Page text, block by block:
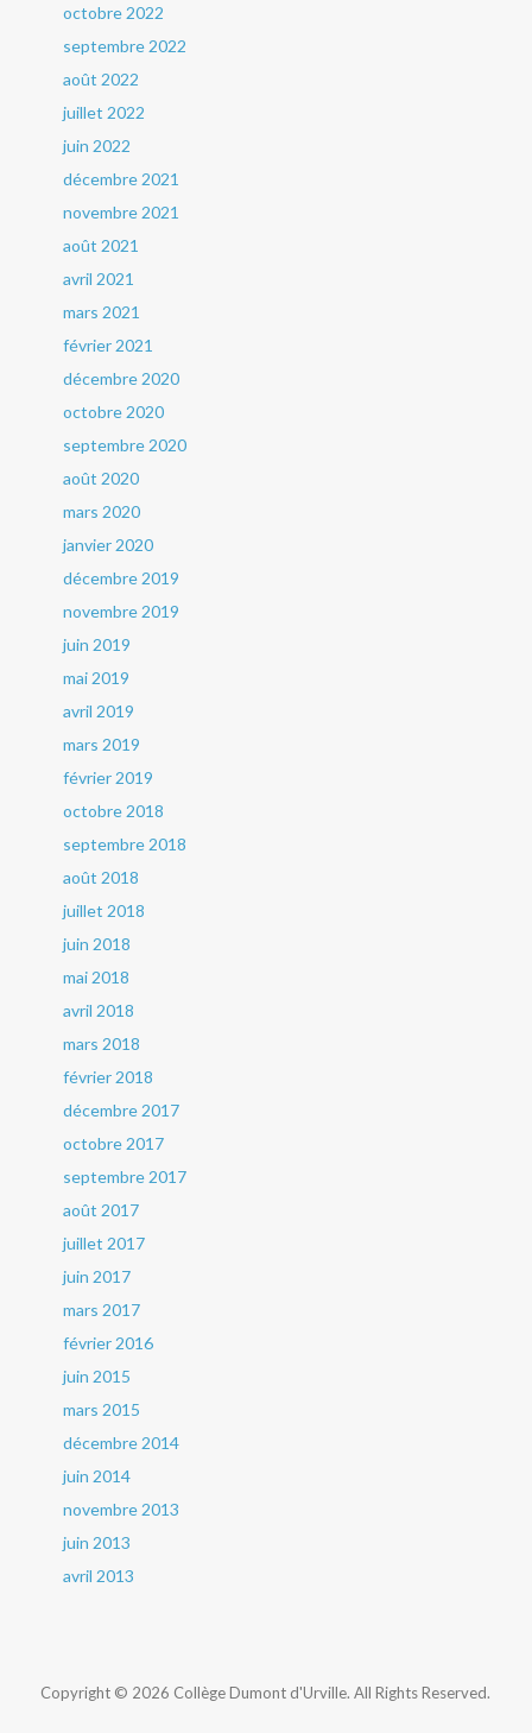
octobre 2022
septembre 2022
août 2022
juillet 2022
juin 2022
décembre 2021
novembre 2021
août 2021
avril 2021
mars 2021
février 2021
décembre 2020
octobre 2020
septembre 2020
août 2020
mars 2020
janvier 2020
décembre 2019
novembre 2019
juin 2019
mai 2019
avril 2019
mars 2019
février 2019
octobre 2018
septembre 2018
août 2018
juillet 2018
juin 2018
mai 2018
avril 2018
mars 2018
février 2018
décembre 2017
octobre 2017
septembre 2017
août 2017
juillet 2017
juin 2017
mars 2017
février 2016
juin 2015
mars 2015
décembre 2014
juin 2014
novembre 2013
juin 2013
avril 2013
Copyright © 2026 Collège Dumont d'Urville. All Rights Reserved.